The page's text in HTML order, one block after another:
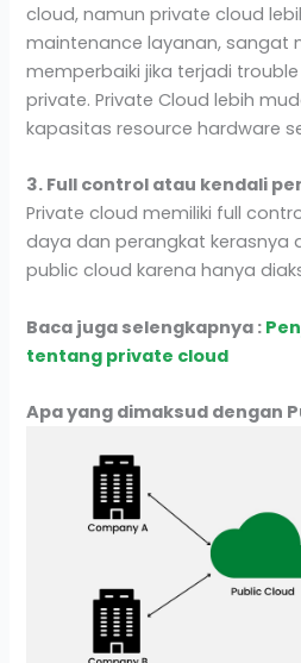
cloud, namun private cloud
maintenance layanan, sangat
memperbaiki jika terjadi
private. Private Cloud lebih
kapasitas resource hardware
3. Full control atau kendali
Private cloud memiliki full
daya dan perangkat kerasnya
public cloud karena hanya
Baca juga selengkapnya :
tentang private cloud
Apa yang dimaksud dengan